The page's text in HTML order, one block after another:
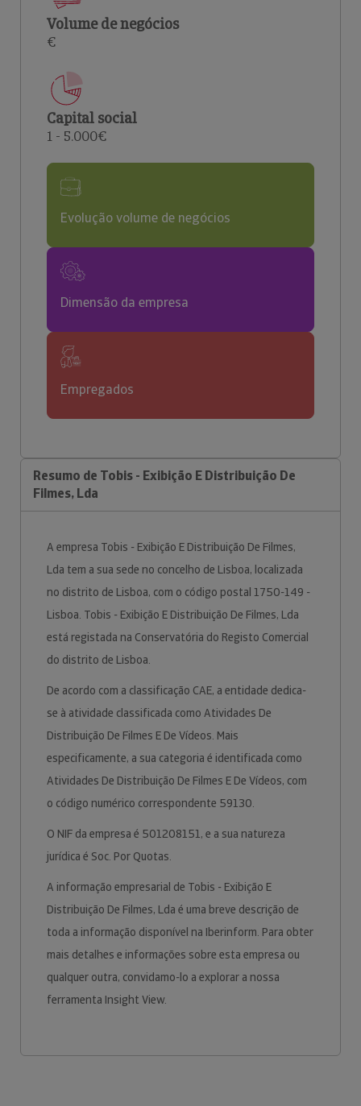
Volume de negócios
€
Capital social
1 - 5.000€
Evolução volume de negócios
Dimensão da empresa
Empregados
Resumo de Tobis - Exibição E Distribuição De
Filmes, Lda
A empresa Tobis - Exibição E Distribuição De Filmes,
Lda tem a sua sede no concelho de Lisboa, localizada
no distrito de Lisboa, com o código postal 1750-149 -
Lisboa. Tobis - Exibição E Distribuição De Filmes, Lda
está registada na Conservatória do Registo Comercial
do distrito de Lisboa.
De acordo com a classificação CAE, a entidade dedica-
se à atividade classificada como Atividades De
Distribuição De Filmes E De Vídeos. Mais
especificamente, a sua categoria é identificada como
Atividades De Distribuição De Filmes E De Vídeos, com
o código numérico correspondente 59130.
O NIF da empresa é 501208151, e a sua natureza
jurídica é Soc. Por Quotas.
A informação empresarial de Tobis - Exibição E
Distribuição De Filmes, Lda é uma breve descrição de
toda a informação disponível na Iberinform. Para obter
mais detalhes e informações sobre esta empresa ou
qualquer outra, convidamo-lo a explorar a nossa
ferramenta Insight View.